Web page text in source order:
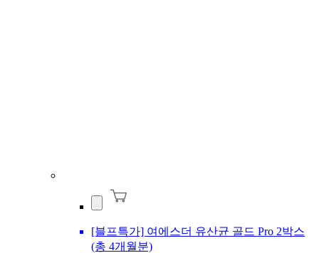
[블프특가] 여에스더 유산균 골드 Pro 2박스
(총 4개월분)